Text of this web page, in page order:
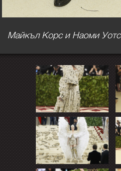
Майкъл Корс и Наоми Уотс